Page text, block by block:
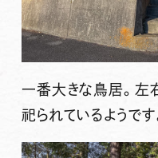
一番大きな鳥居。左
祀られているようで